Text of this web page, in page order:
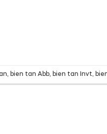
,bien tan Abb,bien tan Invt,